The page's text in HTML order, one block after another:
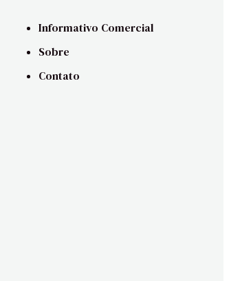
Informativo Comercial
Sobre
Contato